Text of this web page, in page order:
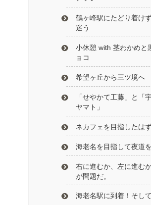
鶴ヶ峰駅にたどり着け
迷う
小休憩 with 茎わかめと
ョコ
希望ヶ丘から三ツ境へ
「せやかて工藤」と「
ヤマト」
ネカフェを目指したは
海老名を目指して夜道
右に進むか、左に進む
が問題だ。
海老名駅に到着！そし